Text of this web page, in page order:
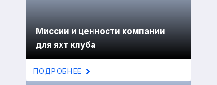
Миссии и ценности компании
для яхт клуба
ПОДРОБНЕЕ